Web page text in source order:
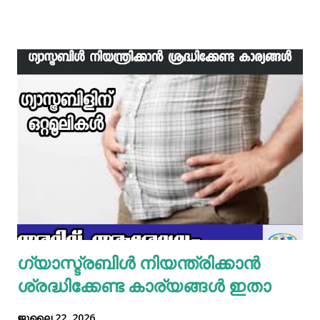
ഇഞ്ചി വെളുത്തുള്ളി, സവാള എന്നിവ ചേർത്ത് വഴറ്റാം.
ഇതിൽ പൊടികളെല്ലാം ചേർത്ത് ചൂടാക്കിയശേഷം വേവിച്ച്
മാറ്റിവച്ച ചിക്കൻ ചേർത്ത് ഒന്ന് ഇളകിയെടുക്കാം. ഇനി ഒരു
മിക്സിയുടെ ജാറിലേക്ക് മുട്ട, മൈദ, വെള്ളം പാകത്തിന് ഉപ്പ്
എന്നിവ ചേർത്ത് നന്നായിട്ട് അടിച്ചെടുക്കാം. ഇനി ഒരു പാനിൽ
മാവൊഴിച്ചു ദോശ ചുട്ടെടുക്കാം. ഇനി ഒരു പാത്രത്തിൽ മുട്ട
പൊട്ടിച്ച് ഒഴിക്കാം കൂടെത്തന്നെ പാൽ, കുരുമുളകുപൊടി, ഉപ്പ്,
മല്ലിയില എന്നിവ ചേർത്തൊരു മിക്സ്‌ തയാറാക്കാം. ഇനി
ഒരു പാനിൽ കുറച്ച് നെയ്യ് തടവിയ ശേഷം അതിൽ തയാ...
ഗ്യാസ്ട്രബിൾ നിയന്ത്രിക്കാൻ
ശ്രദ്ധിക്കേണ്ട കാര്യങ്ങൾ ഇതാ